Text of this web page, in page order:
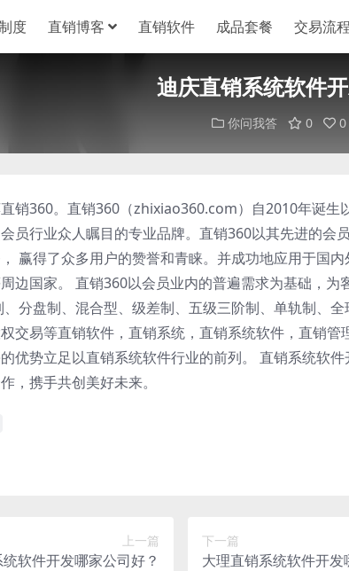
度 直销博客 直销软件 成品套餐 交易流程
迪庆直销系统软件
你问我答 0 0
销360。直销360（zhixiao360.com）自2010年诞生
员行业众人瞩目的专业品牌。直销360以其先进的会
赢得了众多用户的赞誉和青睐。并成功地应用于国
边国家。 直销360以会员业内的普遍需求为基础，
分盘制、混合型、级差制、五级三阶制、单轨制、
交易等直销软件，直销系统，直销系统软件，直销
优势立足以直销系统软件行业的前列。 直销系统软
，携手共创美好未来。
上一篇
软件开发哪家公司好？
下一篇
大理直销系统软件开发